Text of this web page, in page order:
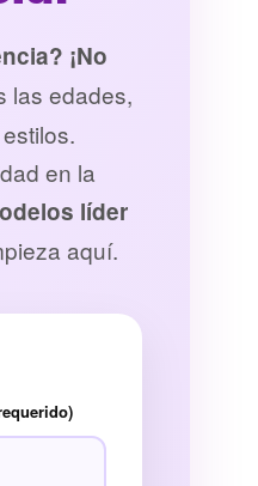
¡No
las edades,
en la
líder
aquí.